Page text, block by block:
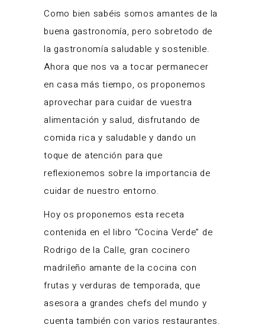
Como bien sabéis somos amantes de la
buena gastronomía, pero sobretodo de
la gastronomía saludable y sostenible.
Ahora que nos va a tocar permanecer
en casa más tiempo, os proponemos
aprovechar para cuidar de vuestra
alimentación y salud, disfrutando de
comida rica y saludable y dando un
toque de atención para que
reflexionemos sobre la importancia de
cuidar de nuestro entorno.
Hoy os proponemos esta receta
contenida en el libro “Cocina Verde” de
Rodrigo de la Calle, gran cocinero
madrileño amante de la cocina con
frutas y verduras de temporada, que
asesora a grandes chefs del mundo y
cuenta también con varios restaurantes.